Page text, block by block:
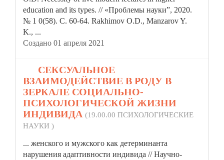
education and its types. // «Проблемы науки”, 2020.
№ 1 0(58). С. 60-64. Rakhimov O.D., Manzarov Y.
K., ...
Создано 01 апреля 2021
СЕКСУАЛЬНОЕ
ВЗАИМОДЕЙСТВИЕ В РОДУ В
ЗЕРКАЛЕ СОЦИАЛЬНО-
ПСИХОЛОГИЧЕСКОЙ ЖИЗНИ
ИНДИВИДА (19.00.00 ПСИХОЛОГИЧЕСКИЕ
НАУКИ )
... женского и мужского как детерминанта
нарушения адаптивности индивида // Научно-